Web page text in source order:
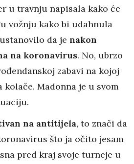
u travnju napisala kako će
vožnju kako bi udahnula
da je nakon
na koronavirus. No, ubrzo
zabavi na kojoj
Madonna je u svom
na antitijela, to znači da
što ja očito jesam
pred kraj svoje turneje u